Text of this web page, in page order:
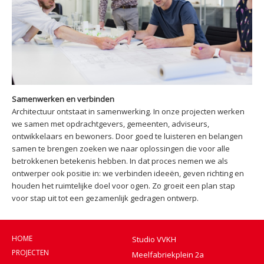
Samenwerken en verbinden
Architectuur ontstaat in samenwerking. In onze projecten werken
we samen met opdrachtgevers, gemeenten, adviseurs,
ontwikkelaars en bewoners. Door goed te luisteren en belangen
samen te brengen zoeken we naar oplossingen die voor alle
betrokkenen betekenis hebben. In dat proces nemen we als
ontwerper ook positie in: we verbinden ideeën, geven richting en
houden het ruimtelijke doel voor ogen. Zo groeit een plan stap
voor stap uit tot een gezamenlijk gedragen ontwerp.
HOME
PROJECTEN
Studio VVKH
Meelfabriekplein 2a